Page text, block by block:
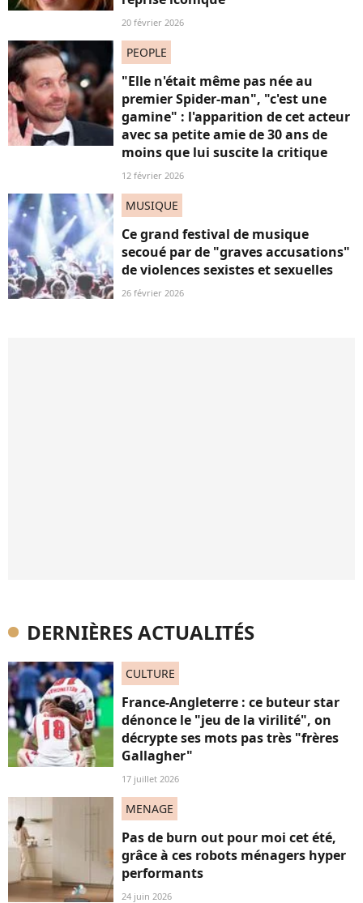
20 février 2026
PEOPLE
"Elle n'était même pas née au
premier Spider-man", "c'est une
gamine" : l'apparition de cet acteur
avec sa petite amie de 30 ans de
moins que lui suscite la critique
12 février 2026
MUSIQUE
Ce grand festival de musique
secoué par de "graves accusations"
de violences sexistes et sexuelles
26 février 2026
DERNIÈRES ACTUALITÉS
CULTURE
France-Angleterre : ce buteur star
dénonce le "jeu de la virilité", on
décrypte ses mots pas très "frères
Gallagher"
17 juillet 2026
MENAGE
Pas de burn out pour moi cet été,
grâce à ces robots ménagers hyper
performants
24 juin 2026